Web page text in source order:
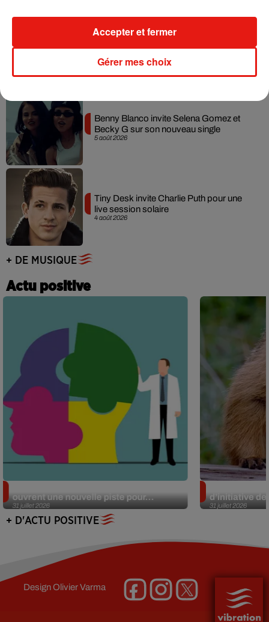
7 août 2026
Angèle et Amélie Lens dévoilent leur
collaboration tant attendue
5 août 2026
Benny Blanco invite Selena Gomez et
Becky G sur son nouveau single
4 août 2026
Tiny Desk invite Charlie Puth pour une
live session solaire
+ DE MUSIQUE
Actu positive
31 juillet 2026
ouvrent une nouvelle piste pour...
31 juillet 2026
d’initiative
+ D'ACTU POSITIVE
DesignOlivier Varma
Gérer mes choix
Accepter et fermer